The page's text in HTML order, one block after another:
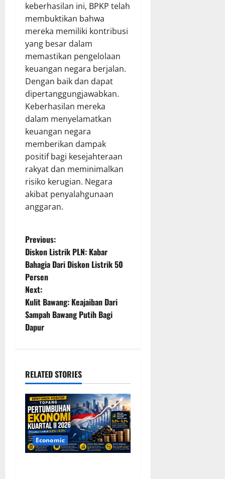
keberhasilan ini, BPKP telah
membuktikan bahwa
mereka memiliki kontribusi
yang besar dalam
memastikan pengelolaan
keuangan negara berjalan.
Dengan baik dan dapat
dipertanggungjawabkan.
Keberhasilan mereka
dalam menyelamatkan
keuangan negara
memberikan dampak
positif bagi kesejahteraan
rakyat dan meminimalkan
risiko kerugian. Negara
akibat penyalahgunaan
anggaran.
P
o
s
t
n
v
i
g
a
t
Previous:
Diskon Listrik PLN: Kabar
Bahagia Dari Diskon Listrik 50
Persen
Next:
Kulit Bawang: Keajaiban Dari
Sampah Bawang Putih Bagi
Dapur
RELATED STORIES
Economic